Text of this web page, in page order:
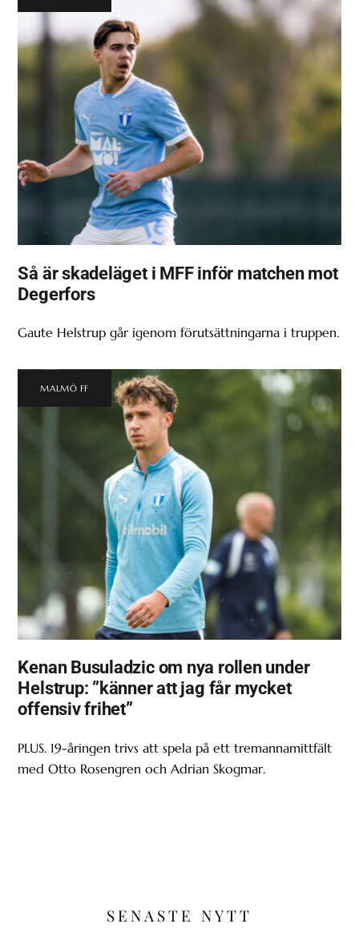
Så är skadeläget i MFF inför matchen mot
Degerfors
Gaute Helstrup går igenom förutsättningarna i truppen.
MALMÖ FF
Kenan Busuladzic om nya rollen under
Helstrup: ”känner att jag får mycket
offensiv frihet”
PLUS. 19-åringen trivs att spela på ett tremannamittfält
med Otto Rosengren och Adrian Skogmar.
SENASTE NYTT